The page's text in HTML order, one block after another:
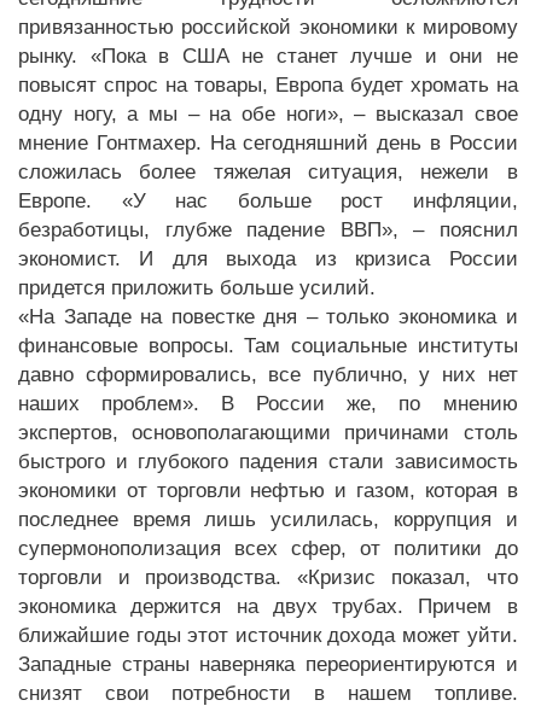
привязанностью российской экономики к мировому
рынку. «Пока в США не станет лучше и они не
повысят спрос на товары, Европа будет хромать на
одну ногу, а мы – на обе ноги», – высказал свое
мнение Гонтмахер. На сегодняшний день в России
сложилась более тяжелая ситуация, нежели в
Европе. «У нас больше рост инфляции,
безработицы, глубже падение ВВП», – пояснил
экономист. И для выхода из кризиса России
придется приложить больше усилий.
«На Западе на повестке дня – только экономика и
финансовые вопросы. Там социальные институты
давно сформировались, все публично, у них нет
наших проблем». В России же, по мнению
экспертов, основополагающими причинами столь
быстрого и глубокого падения стали зависимость
экономики от торговли нефтью и газом, которая в
последнее время лишь усилилась, коррупция и
супермонополизация всех сфер, от политики до
торговли и производства. «Кризис показал, что
экономика держится на двух трубах. Причем в
ближайшие годы этот источник дохода может уйти.
Западные страны наверняка переориентируются и
снизят свои потребности в нашем топливе.